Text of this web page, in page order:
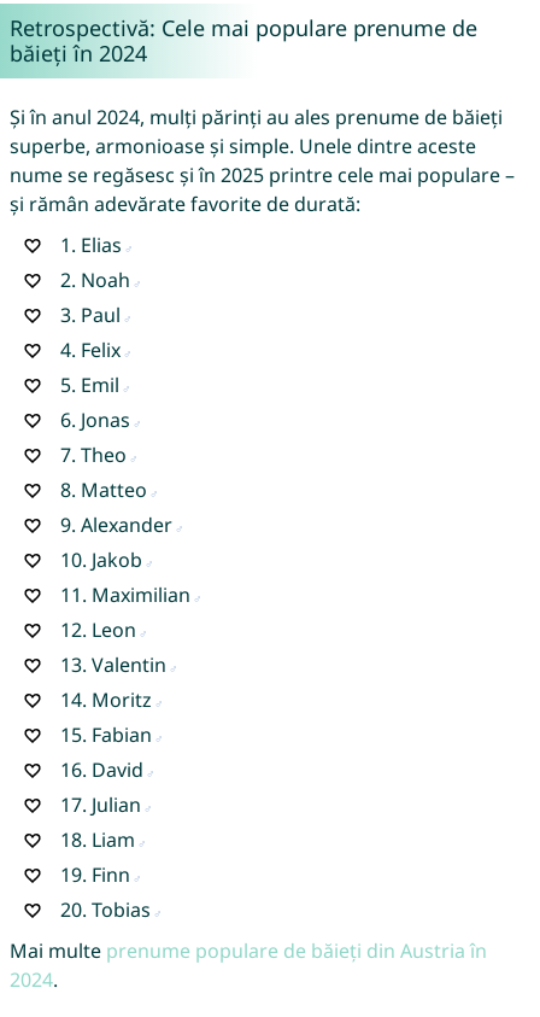
Retrospectivă: Cele mai populare prenume de
băieți în 2024
Și în anul 2024, mulți părinți au ales prenume de băieți
superbe, armonioase și simple. Unele dintre aceste
nume se regăsesc și în 2025 printre cele mai populare –
și rămân adevărate favorite de durată:
1. Elias
2. Noah
3. Paul
4. Felix
5. Emil
6. Jonas
7. Theo
8. Matteo
9. Alexander
10. Jakob
11. Maximilian
12. Leon
13. Valentin
14. Moritz
15. Fabian
16. David
17. Julian
18. Liam
19. Finn
20. Tobias
Mai multe prenume populare de băieți din Austria în
2024.